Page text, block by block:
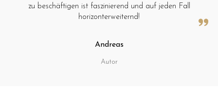
zu beschäftigen ist faszinierend und auf jeden Fall
horizonterweiternd!
Andreas
Autor